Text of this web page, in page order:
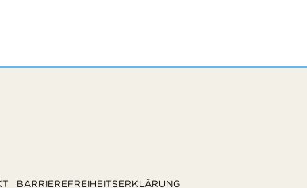
BARRIEREFREIHEITSERKLÄRUNG